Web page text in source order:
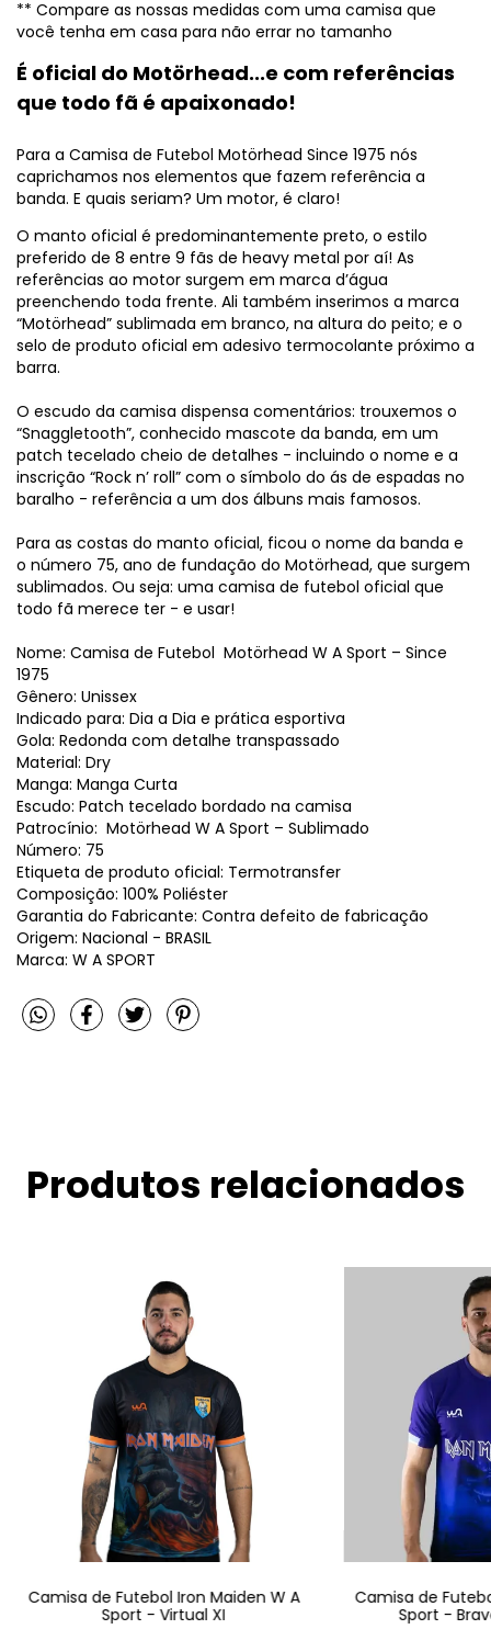
** Compare as nossas medidas com uma camisa que
você tenha em casa para não errar no tamanho
É oficial do Motörhead...e com referências
que todo fã é apaixonado!
Para a Camisa de Futebol Motörhead Since 1975 nós
caprichamos nos elementos que fazem referência a
banda. E quais seriam? Um motor, é claro!
O manto oficial é predominantemente preto, o estilo
preferido de 8 entre 9 fãs de heavy metal por aí! As
referências ao motor surgem em marca d’água
preenchendo toda frente. Ali também inserimos a marca
“Motörhead” sublimada em branco, na altura do peito; e o
selo de produto oficial em adesivo termocolante próximo a
barra.
O escudo da camisa dispensa comentários: trouxemos o
“Snaggletooth”, conhecido mascote da banda, em um
patch tecelado cheio de detalhes - incluindo o nome e a
inscrição “Rock n’ roll” com o símbolo do ás de espadas no
baralho - referência a um dos álbuns mais famosos.
Para as costas do manto oficial, ficou o nome da banda e
o número 75, ano de fundação do Motörhead, que surgem
sublimados. Ou seja: uma camisa de futebol oficial que
todo fã merece ter - e usar!
Nome: Camisa de Futebol Motörhead W A Sport – Since
1975
Gênero: Unissex
Indicado para: Dia a Dia e prática esportiva
Gola: Redonda com detalhe transpassado
Material: Dry
Manga: Manga Curta
Escudo: Patch tecelado bordado na camisa
Patrocínio: Motörhead W A Sport – Sublimado
Número: 75
Etiqueta de produto oficial: Termotransfer
Composição: 100% Poliéster
Garantia do Fabricante: Contra defeito de fabricação
Origem: Nacional - BRASIL
Marca: W A SPORT
Produtos relacionados
Camisa de Futebol Iron Maiden W A
Sport - Virtual XI
Camisa de
Sport -